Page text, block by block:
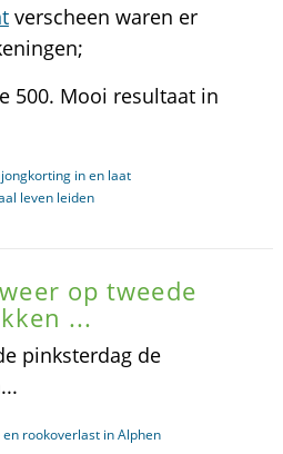
verscheen waren er
500. Mooi resultaat in
in en laat
leven leiden
op tweede
...
pinksterdag de
en rookoverlast in Alphen